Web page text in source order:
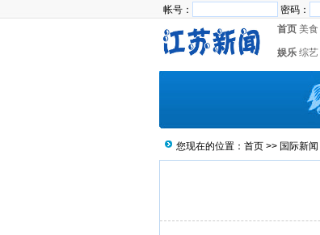
帐号： 密码：
首页 美食
娱乐 综艺
您现在的位置： 首页 >> 国际新闻